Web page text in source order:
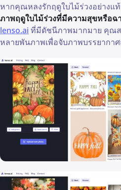
หากคุณหลงรักฤดูใบไม้ร่วงอย่างแ
ภาพฤดูใบไม้ร่วงที่มีความสุขหรือฉ
lenso.ai ที่มีดัชนีภาพมากมาย คุณส
หลายพันภาพเพื่อจับภาพบรรยากา